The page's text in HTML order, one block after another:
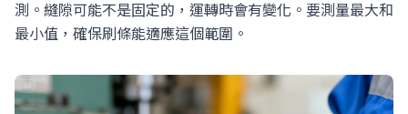
測。縫隙可能不是固定的，運轉時會有變化。要測量最大和
最小值，確保刷條能適應這個範圍。